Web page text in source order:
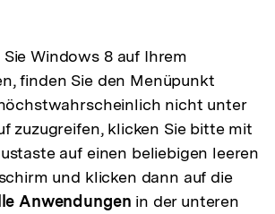
Sie Windows 8 auf Ihrem
finden Sie den Menüpunkt
nicht unter
zuzugreifen, klicken Sie bitte mit
auf einen beliebigen leeren
und klicken dann auf die
Anwendungen in der unteren